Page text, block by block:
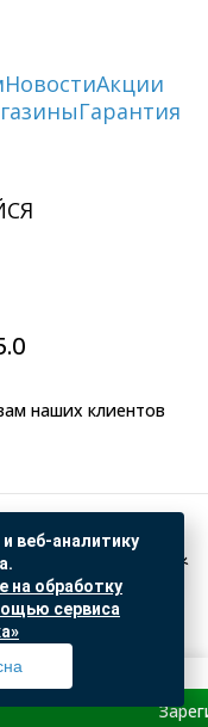
НовостиАкции
Гарантия
наших клиентов
данных
Метрика
не является публичной
вSO.USE
веб-аналитику
на обработку
сервиса
Корзина